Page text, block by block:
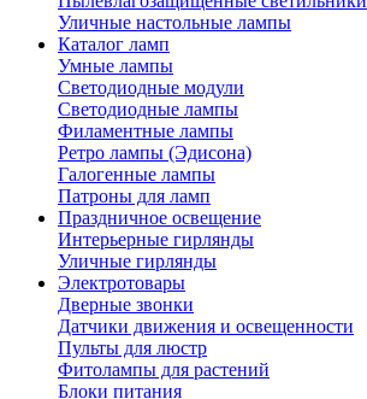
Уличные настольные лампы
Каталог ламп
Умные лампы
Светодиодные модули
Светодиодные лампы
Филаментные лампы
Ретро лампы (Эдисона)
Галогенные лампы
Патроны для ламп
Праздничное освещение
Интерьерные гирлянды
Уличные гирлянды
Электротовары
Дверные звонки
Датчики движения и освещенности
Пульты для люстр
Фитолампы для растений
Блоки питания